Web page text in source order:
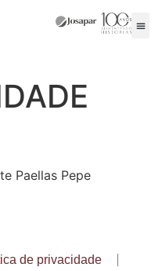
Paellas Pepe
de privacidade